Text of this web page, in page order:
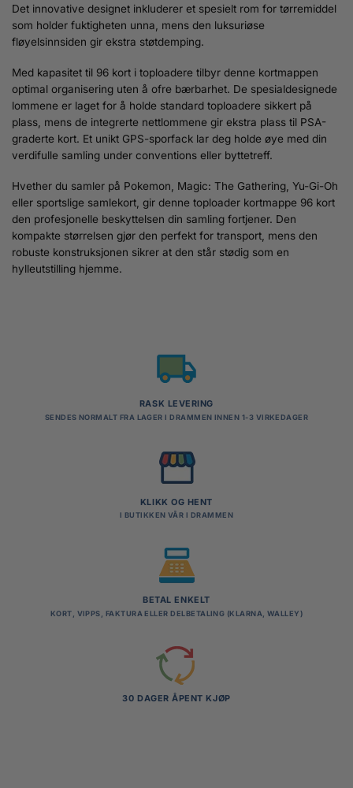
Det innovative designet inkluderer et spesielt rom for tørremiddel
som holder fuktigheten unna, mens den luksuriøse
fløyelsinnsiden gir ekstra støtdemping.
Med kapasitet til 96 kort i toploadere tilbyr denne kortmappen
optimal organisering uten å ofre bærbarhet. De spesialdesignede
lommene er laget for å holde standard toploadere sikkert på
plass, mens de integrerte nettlommene gir ekstra plass til PSA-
graderte kort. Et unikt GPS-sporfack lar deg holde øye med din
verdifulle samling under conventions eller byttetreff.
Hvether du samler på Pokemon, Magic: The Gathering, Yu-Gi-Oh
eller sportslige samlekort, gir denne toploader kortmappe 96 kort
den profesjonelle beskyttelsen din samling fortjener. Den
kompakte størrelsen gjør den perfekt for transport, mens den
robuste konstruksjonen sikrer at den står stødig som en
hylleutstilling hjemme.
RASK LEVERING
SENDES NORMALT FRA LAGER I DRAMMEN INNEN 1-3 VIRKEDAGER
KLIKK OG HENT
I BUTIKKEN VÅR I DRAMMEN
BETAL ENKELT
KORT, VIPPS, FAKTURA ELLER DELBETALING (KLARNA, WALLEY)
30 DAGER ÅPENT KJØP